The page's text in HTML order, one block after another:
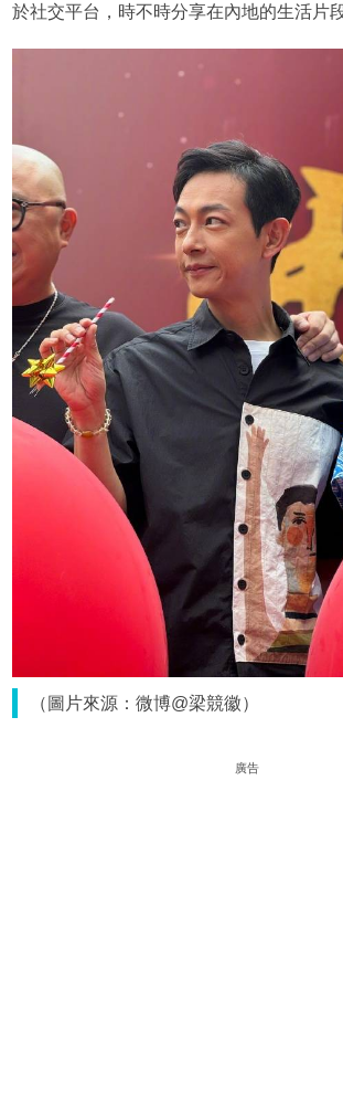
於社交平台，時不時分享在內地的生活片段
（圖片來源：微博@梁競徽）
廣告